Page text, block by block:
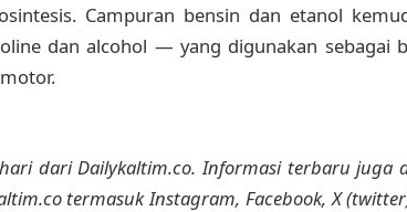
Campuran bensin dan etanol
dan alcohol — yang digunakan sebagai
dari Dailykaltim.co. Informasi terbaru juga
termasuk Instagram, Facebook, X